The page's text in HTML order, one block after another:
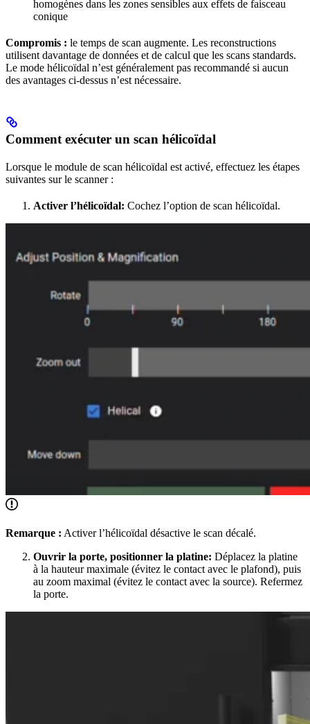
homogènes dans les zones sensibles aux effets de faisceau
conique
Compromis : le temps de scan augmente. Les reconstructions
utilisent davantage de données et de calcul que les scans standards.
Le mode hélicoïdal n’est généralement pas recommandé si aucun
des avantages ci-dessus n’est nécessaire.
Comment exécuter un scan hélicoïdal
Lorsque le module de scan hélicoïdal est activé, effectuez les étapes
suivantes sur le scanner :
Activer l’hélicoïdal: Cochez l’option de scan hélicoïdal.
Remarque : Activer l’hélicoïdal désactive le scan décalé.
Ouvrir la porte, positionner la platine: Déplacez la platine
à la hauteur maximale (évitez le contact avec le plafond), puis
au zoom maximal (évitez le contact avec la source). Refermez
la porte.